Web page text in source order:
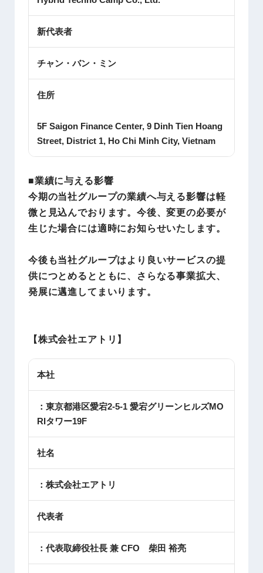
新代表者
チャン・バン・ミン
住所
5F Saigon Finance Center, 9 Dinh Tien Hoang
Street, District 1, Ho Chi Minh City, Vietnam
■業績に与える影響
今期の当社グループの業績へ与える影響は軽
微と見込んでおります。今後、変更の必要が
生じた場合には適時にお知らせいたします。
今後も当社グループはより良いサービスの提
供につとめるとともに、さらなる事業拡大、
発展に邁進してまいります。
【株式会社エアトリ】
本社
：東京都港区愛宕2-5-1 愛宕グリーンヒルズMO
RIタワー19F
社名
：株式会社エアトリ
代表者
：代表取締役社長 兼 CFO 柴田 裕亮